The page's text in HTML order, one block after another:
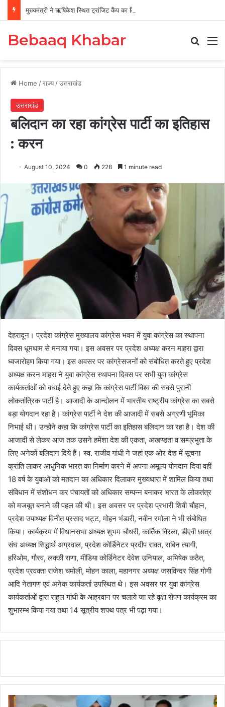
मुख्यमंत्री ने ऋषिकेश स्थित ट्रांजिट कैंप का किया औचक निरीक्षण
Bebaaq Khabar
Home /राज्य /उत्तराखंड
उत्तराखंड
बलिदान का रहा कांग्रेस पार्टी का इतिहास
: करन
August 10, 2024 0 228 1 minute read
देहरादून। प्रदेश कांग्रेस मुख्यालय कांग्रेस भवन में युवा कांग्रेस का स्थापना
दिवस धूमधाम से मनाया गया। इस अवसर पर प्रदेश अध्यक्ष करन माहरा द्वारा
ध्वजारोहण किया गया। इस अवसर पर कांग्रेसजनों को संबोधित करते हुए प्रदेश
अध्यक्ष करन माहरा ने युवा कांग्रेस स्थापना दिवस पर सभी युवा कांग्रेस
कार्यकर्ताओं को बधाई देते हुए कहा कि कांग्रेस पार्टी विश्व की सबसे पुरानी
लोकतांत्रिक पार्टी है। आजादी के आन्दोलन में भारतीय राष्ट्रीय कांग्रेस का सबसे
बड़ा योगदान रहा है। कांग्रेस पार्टी ने देश की आजादी में सबसे अग्रणी भूमिका
निभाई थी। उन्होने कहा कि कांग्रेस पार्टी का इतिहास बलिदान का रहा है। देश की
आजादी से लेकर आज तक उसने हमेंशा देश की एकता, अखण्डता व सम्प्रभुता के
लिए अनेकों बलिदान दिये हैं। स्व. राजीव गांधी ने जहां एक ओर देश में सूचना
क्रांति लाकर आधुनिक भारत का निर्माण करने में अपना अमूल्य योगदान दिया वहीं
18 वर्ष के युवाओं को मतदान का अधिकार दिलाकर मुख्यधारा में शामिल किया तथा
संविधान में संशोधन कर पंचायतों को अधिकार सम्पन्न बनाकर भारत के लोकतंत्र
को मजबूत बनाने की पहल की थी। इस अवसर पर प्रदेश प्रभारी शिवी चौहान,
प्रदेश उपाध्यक्ष विनीत प्रसाद भट्ट, मोहन भंडारी, नवीन रमोला ने भी संबोधित
किया। कार्यक्रम में विधानसभा अध्यक्ष शुभम चौधरी, कार्तिक विरला, डीएवी छात्र
संघ अध्यक्ष सिद्धार्थ अग्रवाल, प्रदेश कोर्डिनेटर प्रदीप रावत, राबिन त्यागी,
हरिओम, गौरव, लक्की राणा, मीडिया कोर्डिनेटर देवेश उनियाल, अभिषेक कठैत,
प्रदेश प्रवक्ता राजेश चमोली, मोहन काला, महानगर अध्यक्ष जसविन्दर सिंह गोगी
आदि नेतागण एवं अनेक कार्यकर्ता उपस्थित थे। इस अवसर पर युवा कांग्रेस
कार्यकर्ताओं द्वारा राहुल गांधी के आह्रवान पर चलाये जा रहे वृक्षा रोपण कार्यक्रम का
शुभारम्भ किया गया तथा 14 सूत्रीय शपथ पत्र भी पढ़ा गया।